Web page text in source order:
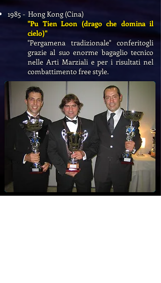
1985 - Hong Kong (Cina)
"Pu Tien Loon (drago che domina il
cielo)"
"Pergamena tradizionale" conferitogli
grazie al suo enorme bagaglio tecnico
nelle Arti Marziali e per i risultati nel
combattimento free style.